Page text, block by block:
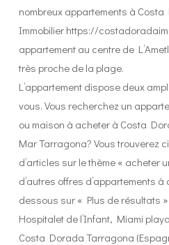
nombreux appartements à
Immobilier https://
appartement au centre de
très proche de la plage.
L’appartement dispose deux
vous. Vous recherchez un
ou maison à acheter à Costa
Mar Tarragona? Vous trouverez
d’articles sur le thème « acheter
d’autres offres d’appartements
dessous sur « Plus de résultats
Hospitalet de l’Infant, Miami
Costa Dorada Tarragona